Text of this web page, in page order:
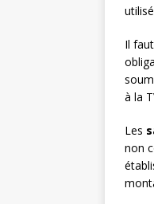
Il
à la
Les
non